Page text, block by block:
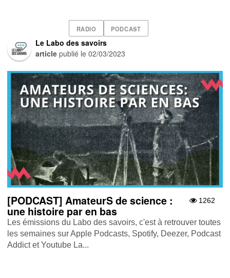
RADIO PODCAST
Le Labo des savoirs
article publié le02/03/2023
1262
[PODCAST] AmateurS de science :
une histoire par en bas
Les émissions du Labo des savoirs, c'est à retrouver toutes
les semaines sur Apple Podcasts , Spotify , Deezer , Podcast
Addict et Youtube La...